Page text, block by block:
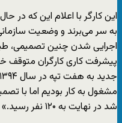
این کارگر با اعلام این که در
به سر ‌می‌برند و وضعیت
اجرایی شدن چنین تصمیمی،
پیشرفت کاری کارگران متوقف
مشغول به کار بودیم اما با
شد در نهایت به ۱۲۰ نفر رسید.»